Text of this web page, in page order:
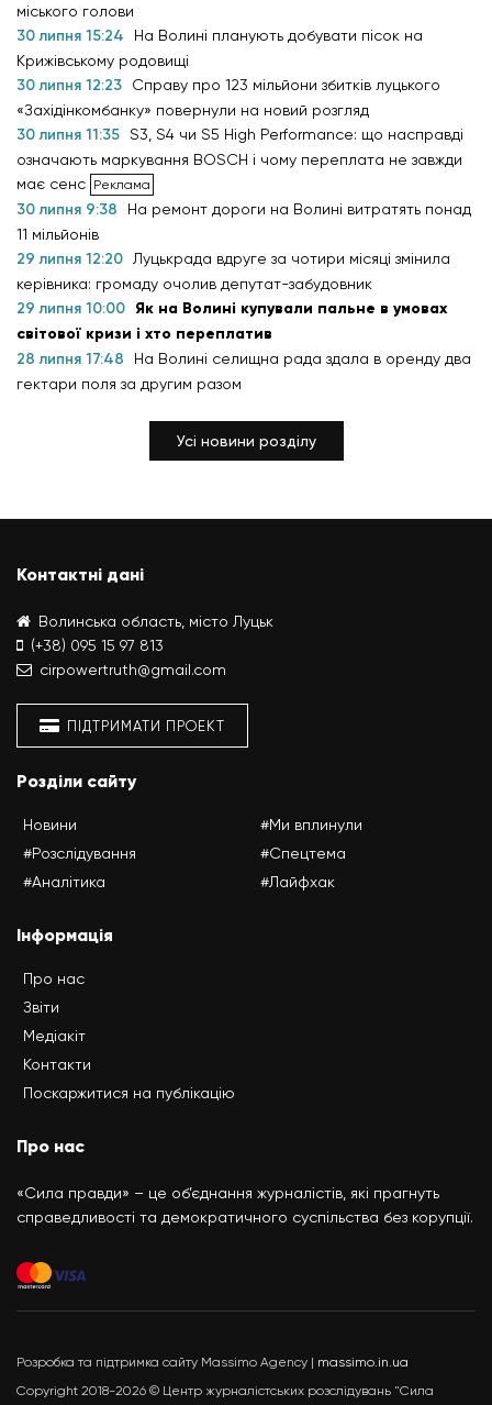
міського голови
30 липня 15:24
На Волині планують добувати пісок на
Крижівському родовищі
30 липня 12:23
Справу про 123 мільйони збитків луцького
«Західінкомбанку» повернули на новий розгляд
30 липня 11:35 S3, S4 чи S5 High Performance: що насправді
означають маркування BOSCH і чому переплата не завжди
має сенс
30 липня 9:38
На ремонт дороги на Волині витратять понад
11 мільйонів
29 липня 12:20
Луцькрада вдруге за чотири місяці змінила
керівника: громаду очолив депутат-забудовник
29 липня 10:00 Як на Волині купували пальне в умовах
світової кризи і хто переплатив
28 липня 17:48
На Волині селищна рада здала в оренду два
гектари поля за другим разом
Усі новини розділу
Контактні дані
Волинська область, місто Луцьк
(+38) 095 15 97 813
cirpowertruth@gmail.com
ПІДТРИМАТИ ПРОЕКТ
Розділи сайту
Новини
#Розслідування
#Аналітика
#Ми вплинули
#Спецтема
#Лайфхак
Інформація
Про нас
Звіти
Медіакіт
Контакти
Поскаржитися на публікацію
Про нас
«Сила правди» – це об’єднання журналістів, які прагнуть
справедливості та демократичного суспільства без корупції.
Розробка та підтримка сайту Massimo Agency | massimo.in.ua
Copyright 2018-2026 © Центр журналістських розслідувань "Сила